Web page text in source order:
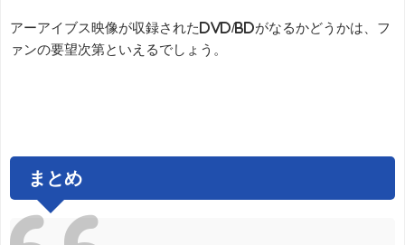
アーアイブス映像が収録されたDVD/BDがなるかどうかは、フ
ァンの要望次第といえるでしょう。
まとめ